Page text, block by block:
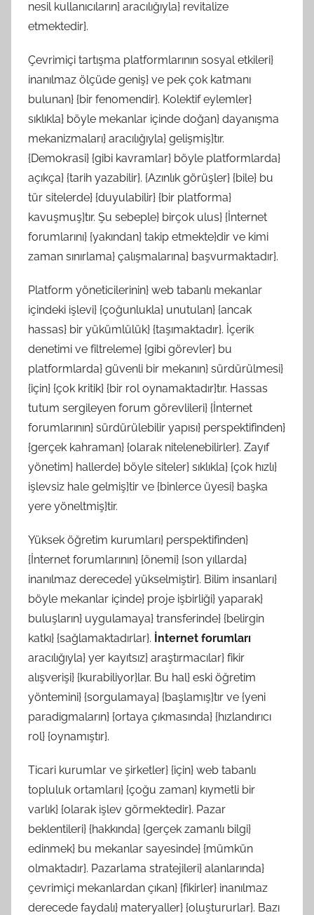
nesil kullanıcıların} aracılığıyla} revitalize
etmektedir}.
Çevrimiçi tartışma platformlarının sosyal etkileri}
inanılmaz ölçüde geniş} ve pek çok katmanı
bulunan} {bir fenomendir}. Kolektif eylemler}
sıklıkla} böyle mekanlar içinde doğan} dayanışma
mekanizmaları} aracılığıyla} gelişmiş}tır.
{Demokrasi} {gibi kavramlar} böyle platformlarda}
açıkça} {tarih yazabilir}. {Azınlık görüşler} {bile} bu
tür sitelerde} {duyulabilir} {bir platforma}
kavuşmuş}tır. Şu sebeple} birçok ulus} {İnternet
forumlarını} {yakından} takip etmekte}dir ve kimi
zaman sınırlama} çalışmalarına} başvurmaktadır}.
Platform yöneticilerinin} web tabanlı mekanlar
içindeki işlevi} {çoğunlukla} unutulan} {ancak
hassas} bir yükümlülük} {taşımaktadır}. İçerik
denetimi ve filtreleme} {gibi görevler} bu
platformlarda} güvenli bir mekanın} sürdürülmesi}
{için} {çok kritik} {bir rol oynamaktadır}tır. Hassas
tutum sergileyen forum görevlileri} {İnternet
forumlarının} sürdürülebilir yapısı} perspektifinden}
{gerçek kahraman} {olarak nitelenebilirler}. Zayıf
yönetim} hallerde} böyle siteler} sıklıkla} {çok hızlı}
işlevsiz hale gelmiş}tir ve {binlerce üyesi} başka
yere yöneltmiş}tir.
Yüksek öğretim kurumları} perspektifinden}
{İnternet forumlarının} {önemi} {son yıllarda}
inanılmaz derecede} yükselmiştir}. Bilim insanları}
böyle mekanlar içinde} proje işbirliği} yaparak}
buluşların} uygulamaya} transferinde} {belirgin
katkı} {sağlamaktadırlar}. İnternet forumları
aracılığıyla} yer kayıtsız} araştırmacılar} fikir
alışverişi} {kurabiliyor}lar. Bu hal} eski öğretim
yöntemini} {sorgulamaya} {başlamış}tır ve {yeni
paradigmaların} {ortaya çıkmasında} {hızlandırıcı
rol} {oynamıştır}.
Ticari kurumlar ve şirketler} {için} web tabanlı
topluluk ortamları} {çoğu zaman} kıymetli bir
varlık} {olarak işlev görmektedir}. Pazar
beklentileri} {hakkında} {gerçek zamanlı bilgi}
edinmek} bu mekanlar sayesinde} {mümkün
olmaktadır}. Pazarlama stratejileri} alanlarında}
çevrimiçi mekanlardan çıkan} {fikirler} inanılmaz
derecede faydalı} materyaller} {oluştururlar}. Bazı